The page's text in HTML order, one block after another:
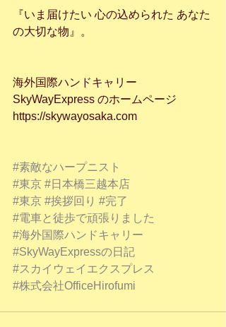
『いま届けたい 心の込められた あなた
の大切な物』。
海外国際ハンドキャリー
SkyWayExpress のホームページ
https://skywayosaka.com
#素敵なハープニスト
#東京 #日本橋三越本店
#東京 #挨拶回り #完了
#電車と徒歩で頑張りました
#海外国際ハンドキャリー
#SkyWayExpressの日記
#スカイウェイエクスプレス
#株式会社OfficeHirofumi